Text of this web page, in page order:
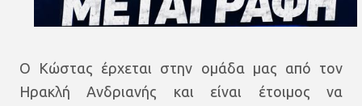
Ο Κώστας έρχεται στην ομάδα μας από τον
Ηρακλή Ανδριανής και είναι έτοιμος να